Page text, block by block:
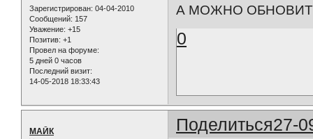
Зарегистрирован: 04-04-2010
Сообщений: 157
Уважение: +15
Позитив: +1
Провел на форуме:
5 дней 0 часов
Последний визит:
14-05-2018 18:33:43
А МОЖНО
0
Поделиться27-
МАЙК